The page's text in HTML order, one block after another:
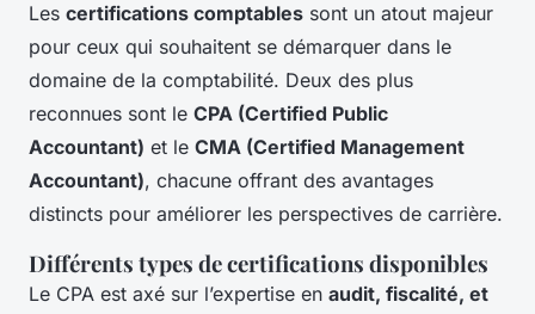
Les certifications comptables sont un atout majeur
pour ceux qui souhaitent se démarquer dans le
domaine de la comptabilité. Deux des plus
reconnues sont le CPA (Certified Public
Accountant) et le CMA (Certified Management
Accountant), chacune offrant des avantages
distincts pour améliorer les perspectives de carrière.
Différents types de certifications disponibles
Le CPA est axé sur l’expertise en audit, fiscalité, et